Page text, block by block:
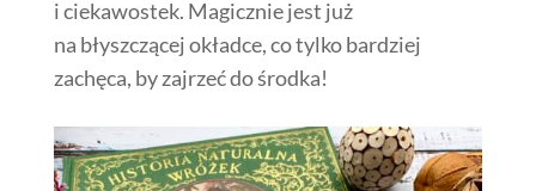
i ciekawostek. Magicznie jest już
na błyszczącej okładce, co tylko bardziej
zachęca, by zajrzeć do środka!